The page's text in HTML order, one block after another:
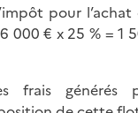
pour l’achat
000 € x 25 % = 1
frais générés